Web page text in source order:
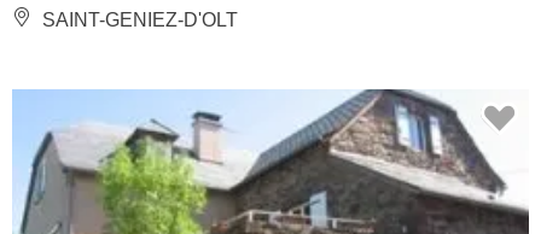
SAINT-GENIEZ-D'OLT